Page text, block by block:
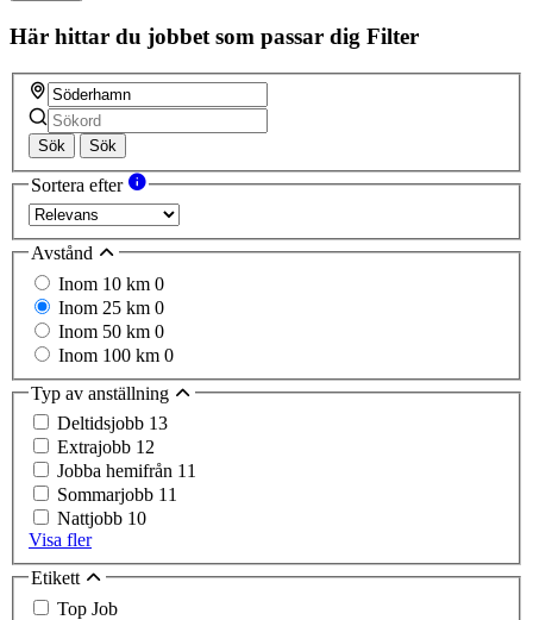
Här hittar du jobbet som passar dig Filter
Sök Sök
Sortera efter
Avstånd
Inom 10 km 0
Inom 25 km 0
Inom 50 km 0
Inom 100 km 0
Typ av anställning
Deltidsjobb 13
Extrajobb 12
Jobba hemifrån 11
Sommarjobb 11
Nattjobb 10
Visa fler
Etikett
Top Job